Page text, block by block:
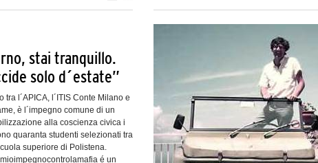
stai tranquillo.
solo d´estate”
tra l´APICA, l´ITIS Conte Milano e
è l´impegno comune di un
alla coscienza civica i
quaranta studenti selezionati tra
superiore di Polistena.
é un